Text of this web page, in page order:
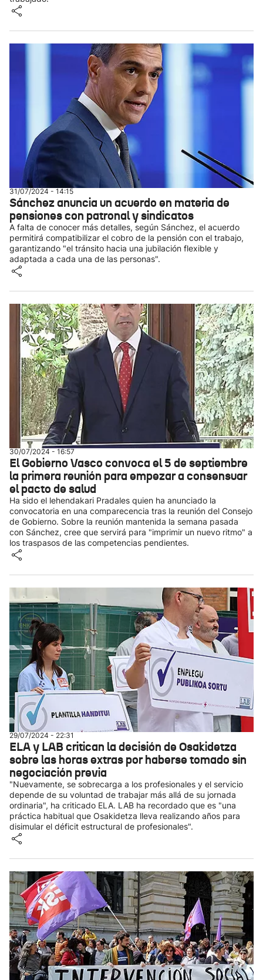
31/07/2024 - 14:15
Sánchez anuncia un acuerdo en materia de
pensiones con patronal y sindicatos
A falta de conocer más detalles, según Sánchez, el acuerdo
permitirá compatibilizar el cobro de la pensión con el trabajo,
garantizando "el tránsito hacia una jubilación flexible y
adaptada a cada una de las personas".
30/07/2024 - 16:57
El Gobierno Vasco convoca el 5 de septiembre
la primera reunión para empezar a consensuar
el pacto de salud
Ha sido el lehendakari Pradales quien ha anunciado la
convocatoria en una comparecencia tras la reunión del Consejo
de Gobierno. Sobre la reunión mantenida la semana pasada
con Sánchez, cree que servirá para "imprimir un nuevo ritmo" a
los traspasos de las competencias pendientes.
29/07/2024 - 22:31
ELA y LAB critican la decisión de Osakidetza
sobre las horas extras por haberse tomado sin
negociación previa
"Nuevamente, se sobrecarga a los profesionales y el servicio
depende de su voluntad de trabajar más allá de su jornada
ordinaria", ha criticado ELA. LAB ha recordado que es "una
práctica habitual que Osakidetza lleva realizando años para
disimular el déficit estructural de profesionales".